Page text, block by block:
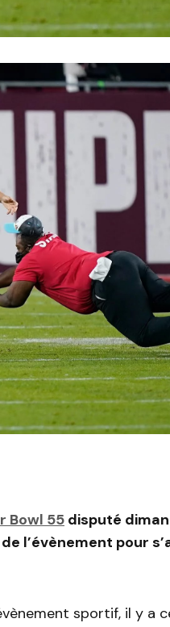
Bowl 55 disputé
l’évènement pour
sportif, il y a